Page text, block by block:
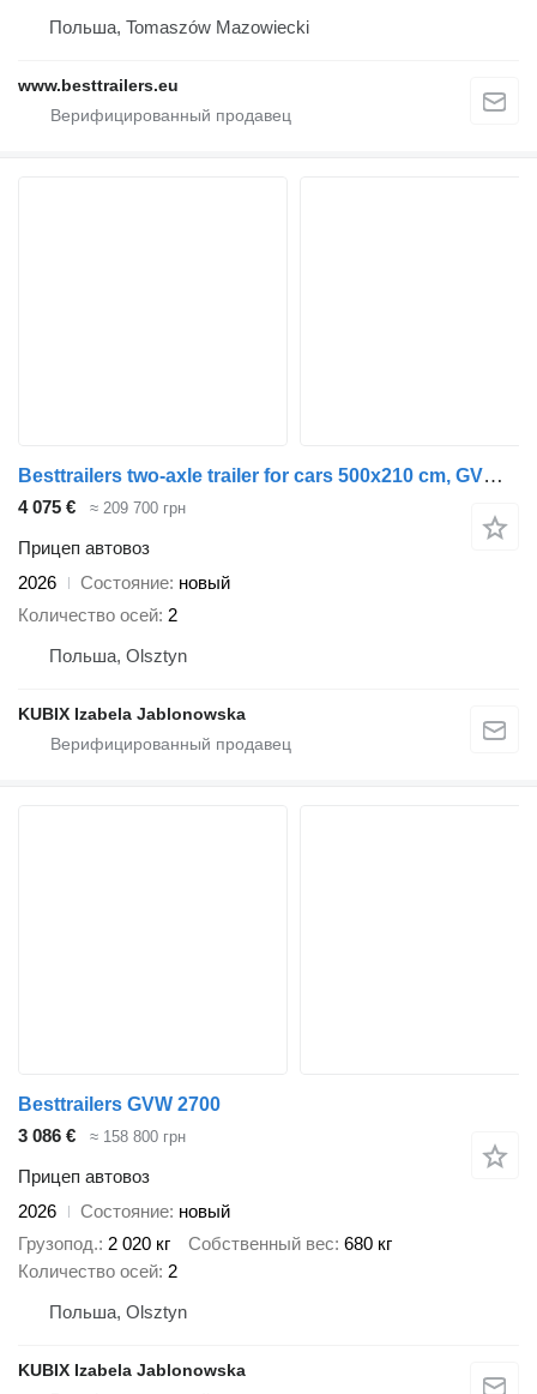
Польша, Tomaszów Mazowiecki
www.besttrailers.eu
Besttrailers two-axle trailer for cars 500x210 cm, GVW 3000 kg
4 075 € ≈ 209 700 грн
Прицеп автовоз
2026
Состояние новый
Количество осей 2
Польша, Olsztyn
KUBIX Izabela Jablonowska
Besttrailers GVW 2700
3 086 €
≈ 158 800 грн
Прицеп автовоз
2026
Состояние новый
Грузопод. 2 020 кг Собственный вес 680 кг
Количество осей 2
Польша, Olsztyn
KUBIX Izabela Jablonowska